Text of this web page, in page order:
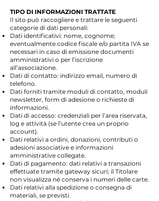
TIPO DI INFORMAZIONI TRATTATE
Il sito può raccogliere e trattare le seguenti
categorie di dati personali:
Dati identificativi: nome, cognome;
eventualmente codice fiscale e/o partita IVA se
necessari in caso di emissione documenti
amministrativi o per l’iscrizione
all’associazione.
Dati di contatto: indirizzo email, numero di
telefono.
Dati forniti tramite moduli di contatto, moduli
newsletter, form di adesione o richieste di
informazioni.
Dati di accesso: credenziali per l’area riservata,
log e attività (se l’utente crea un proprio
account).
Dati relativi a ordini, donazioni, contributi o
adesioni associative e informazioni
amministrative collegate.
Dati di pagamento: dati relativi a transazioni
effettuate tramite gateway sicuri; il Titolare
non visualizza né conserva i numeri delle carte.
Dati relativi alla spedizione o consegna di
materiali, se previsti.